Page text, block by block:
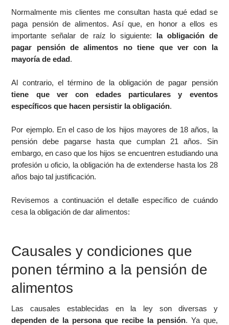
Normalmente mis clientes me consultan hasta qué edad se
paga pensión de alimentos. Así que, en honor a ellos es
importante señalar de raíz lo siguiente: la obligación de
pagar pensión de alimentos no tiene que ver con la
mayoría de edad.
Al contrario, el término de la obligación de pagar pensión
tiene que ver con edades particulares y eventos
específicos que hacen persistir la obligación.
Por ejemplo. En el caso de los hijos mayores de 18 años, la
pensión debe pagarse hasta que cumplan 21 años. Sin
embargo, en caso que los hijos se encuentren estudiando una
profesión u oficio, la obligación ha de extenderse hasta los 28
años bajo tal justificación.
Revisemos a continuación el detalle específico de cuándo
cesa la obligación de dar alimentos:
Causales y condiciones que
ponen término a la pensión de
alimentos
Las causales establecidas en la ley son diversas y
dependen de la persona que recibe la pensión. Ya que,